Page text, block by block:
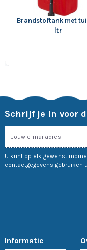
Brandstoftank met
ltr
Schrijf je in voor
U kunt op elk gewenst
contactgegevens gebruiken
Informatie